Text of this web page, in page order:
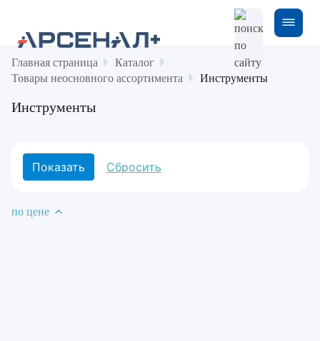
Главная страница
Каталог
Товары неосновного ассортимента
Инструменты
Инструменты
по цене